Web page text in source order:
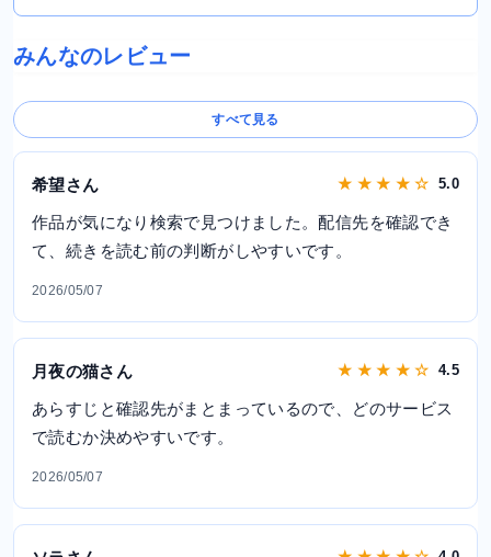
みんなのレビュー
すべて見る
希望さん ★ ★ ★ ★ ☆ 5.0
作品が気になり検索で見つけました。配信先を確認でき
て、続きを読む前の判断がしやすいです。
2026/05/07
月夜の猫さん ★ ★ ★ ★ ☆ 4.5
あらすじと確認先がまとまっているので、どのサービス
で読むか決めやすいです。
2026/05/07